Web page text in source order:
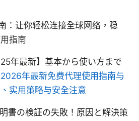
：让你轻松连接全球网络，稳
指南
年最新】基本から使い方まで
年最新免费代理使用指南与
实用策略与安全注意
書の検証の失敗！原因と解決策